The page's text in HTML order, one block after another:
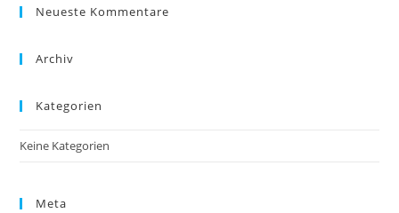
Neueste Kommentare
Archiv
Kategorien
Keine Kategorien
Meta